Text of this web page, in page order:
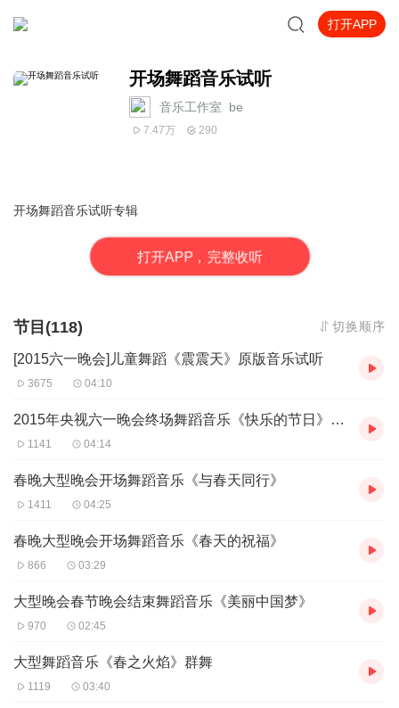
打开APP
开场舞蹈音乐试听
音乐工作室_be
7.47万 290
开场舞蹈音乐试听专辑
打开APP，完整收听
节目(118) 切换顺序
[2015六一晚会]儿童舞蹈《震震天》原版音乐试听
3675 04:10
2015年央视六一晚会终场舞蹈音乐《快乐的节日》试听
1141 04:14
春晚大型晚会开场舞蹈音乐《与春天同行》
1411 04:25
春晚大型晚会开场舞蹈音乐《春天的祝福》
866 03:29
大型晚会春节晚会结束舞蹈音乐《美丽中国梦》
970 02:45
大型舞蹈音乐《春之火焰》群舞
1119 03:40